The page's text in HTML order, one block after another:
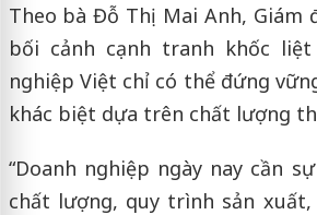
Theo bà Đỗ Thị Mai Anh, Giám
bối cảnh cạnh tranh khốc liệt
nghiệp Việt chỉ có thể đứng
khác biệt dựa trên chất lượng
“Doanh nghiệp ngày nay cần
chất lượng, quy trình sản